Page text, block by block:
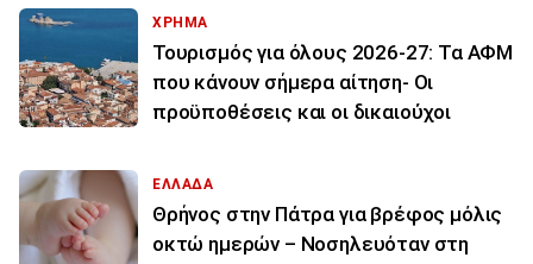
ΧΡΗΜΑ
Τουρισμός για όλους 2026-27: Τα ΑΦΜ
που κάνουν σήμερα αίτηση- Οι
προϋποθέσεις και οι δικαιούχοι
ΕΛΛΑΔΑ
Θρήνος στην Πάτρα για βρέφος μόλις
οκτώ ημερών – Νοσηλευόταν στη